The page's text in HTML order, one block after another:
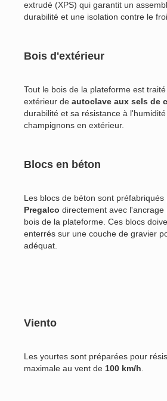
extrudé (XPS) qui garantit un
durabilité et une isolation contre le
Bois d'extérieur
Tout le bois de la plateforme est
extérieur de autoclave aux sels de
durabilité et sa résistance à
champignons en extérieur.
Blocs en béton
Les blocs de béton sont
Pregalco directement avec l'ancrage
bois de la plateforme. Ces blocs
enterrés sur une couche de gravier
adéquat.
Viento
Les yourtes sont préparées pour
maximale au vent de 100 km/h